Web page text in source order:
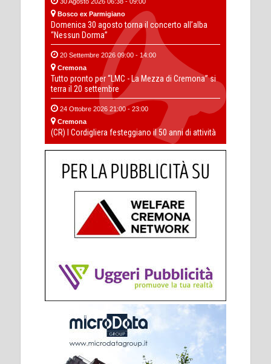
Bosco ex Parmigiano
Domenica 30 agosto torna il concerto all’alba
“Nessun Dorma”
20 Settembre 2026 09:00 - 14:00
Cremona
Tutto pronto per “LMC - La Mezza di Cremona” si
terra il 20 settembre
24 Ottobre 2026 21:00 - 23:00
Cremona
(CR) I Cordigliera festeggiano il 50 anni di attività